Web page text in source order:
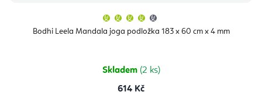
Bodhi Leela Mandala joga podložka 183 x 60 cm x 4 mm
produktu
je
hvězdiček.
Skladem (2 ks)
614 Kč